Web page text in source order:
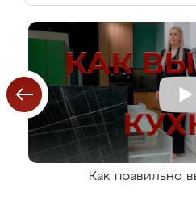
Как правильно